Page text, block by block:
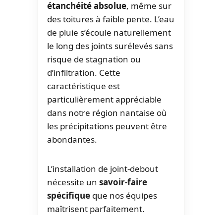
étanchéité absolue, même sur
des toitures à faible pente. L’eau
de pluie s’écoule naturellement
le long des joints surélevés sans
risque de stagnation ou
d’infiltration. Cette
caractéristique est
particulièrement appréciable
dans notre région nantaise où
les précipitations peuvent être
abondantes.
L’installation de joint-debout
nécessite un savoir-faire
spécifique que nos équipes
maîtrisent parfaitement.